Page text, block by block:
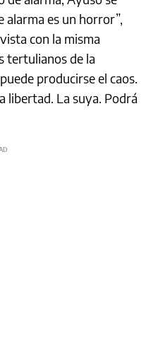
alarma es un horror”,
con la misma
tertulianos de la
producirse el caos.
libertad. La suya. Podrá